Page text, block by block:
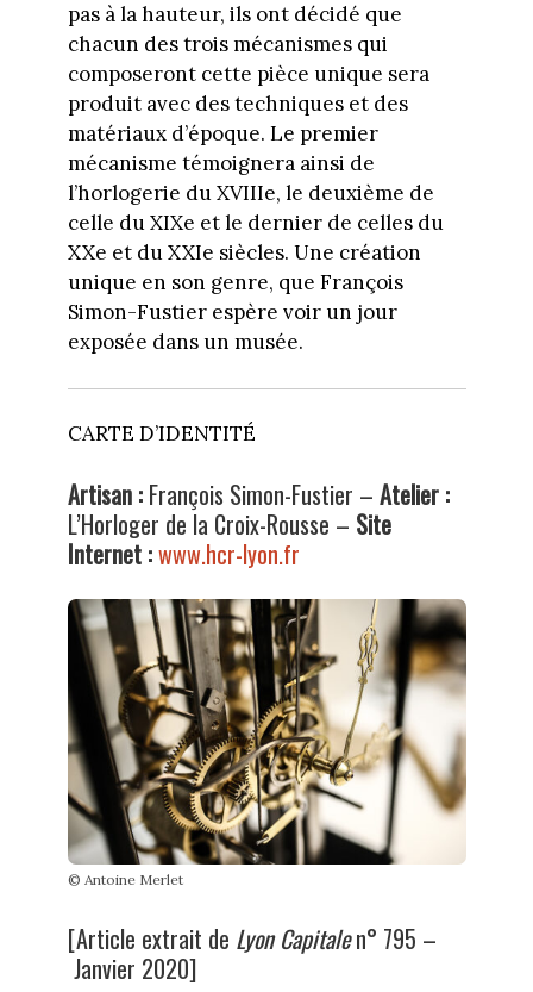
pas à la hauteur, ils ont décidé que
chacun des trois mécanismes qui
composeront cette pièce unique sera
produit avec des techniques et des
matériaux d’époque. Le premier
mécanisme témoignera ainsi de
l’horlogerie du XVIIIe, le deuxième de
celle du XIXe et le dernier de celles du
XXe et du XXIe siècles. Une création
unique en son genre, que François
Simon-Fustier espère voir un jour
exposée dans un musée.
CARTE D’IDENTITÉ
Artisan : François Simon-Fustier – Atelier :
L’Horloger de la Croix-Rousse – Site
Internet :www.hcr-lyon.fr
© Antoine Merlet
[Article extrait de Lyon Capitalen° 795 –
Janvier 2020]